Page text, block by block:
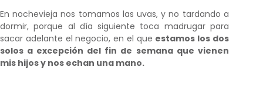
En nochevieja nos tomamos las uvas, y no tardando a
dormir, porque al día siguiente toca madrugar para
sacar adelante el negocio, en el que estamos los dos
solos a excepción del fin de semana que vienen
mis hijos y nos echan una mano.